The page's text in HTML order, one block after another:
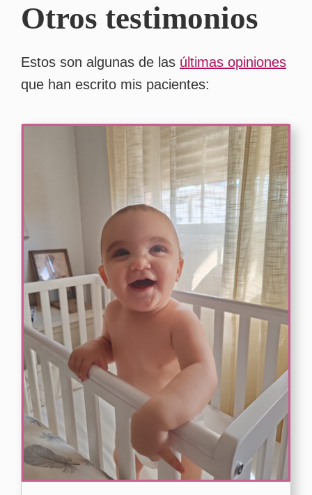
Otros testimonios
Estos son algunas de las últimas opiniones
que han escrito mis pacientes: